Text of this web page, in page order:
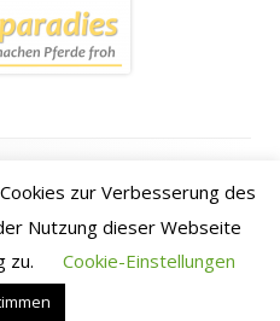
| Impressum
Anfahrt /
• Anmelden
zur Verbesserung des
Nutzung dieser Webseite
zu.
Cookie-Einstellungen